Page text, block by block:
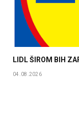
LIDL ŠIROM BIH
04.08.2026